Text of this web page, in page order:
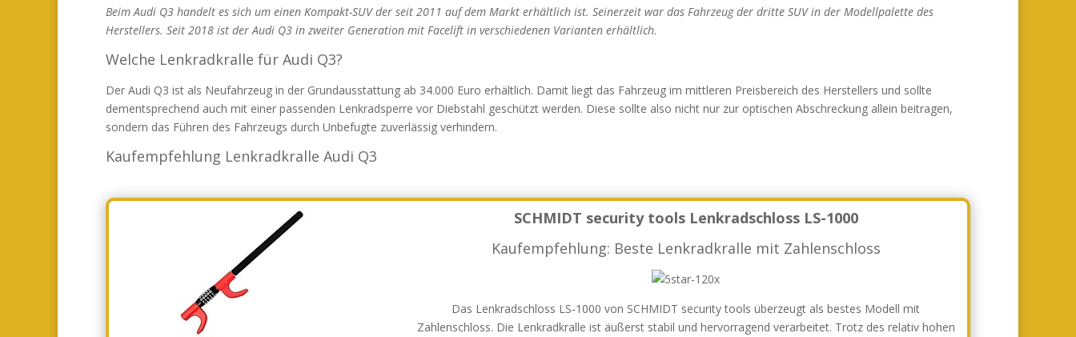
Beim Audi Q3 handelt es sich um einen Kompakt-SUV der seit 2011 auf dem Markt erhältlich ist. Seinerzeit war das Fahrzeug der dritte SUV in der Modellpalette des
Herstellers. Seit 2018 ist der Audi Q3 in zweiter Generation mit Facelift in verschiedenen Varianten erhältlich.
Welche Lenkradkralle für Audi Q3?
Der Audi Q3 ist als Neufahrzeug in der Grundausstattung ab 34.000 Euro erhältlich. Damit liegt das Fahrzeug im mittleren Preisbereich des Herstellers und sollte
dementsprechend auch mit einer passenden Lenkradsperre vor Diebstahl geschützt werden. Diese sollte also nicht nur zur optischen Abschreckung allein beitragen,
sondern das Führen des Fahrzeugs durch Unbefugte zuverlässig verhindern.
Kaufempfehlung Lenkradkralle Audi Q3
SCHMIDT security tools Lenkradschloss LS-1000
Kaufempfehlung: Beste Lenkradkralle mit Zahlenschloss
Das Lenkradschloss LS-1000 von SCHMIDT security tools überzeugt als bestes Modell mit
Zahlenschloss. Die Lenkradkralle ist äußerst stabil und hervorragend verarbeitet. Trotz des relativ hohen